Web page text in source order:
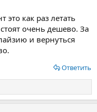
как раз летать
очень дешево. За
и вернуться
Ответить